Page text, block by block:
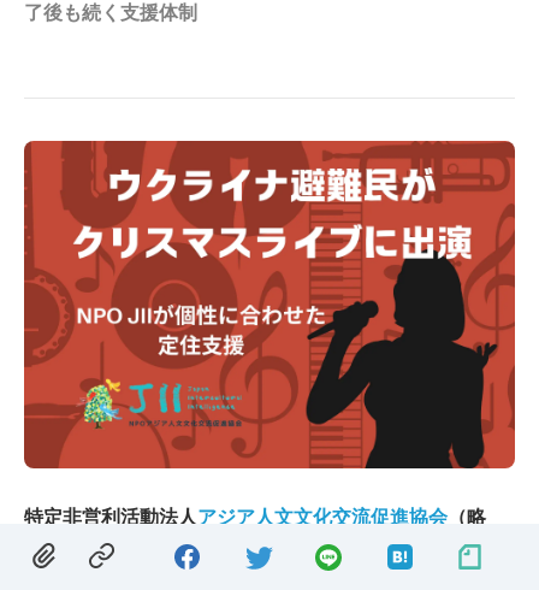
了後も続く支援体制
特定非営利活動法人アジア人文文化交流促進協会（略
称：JII）（本社：東京都目黒区下目黒5-27-5、理事長：